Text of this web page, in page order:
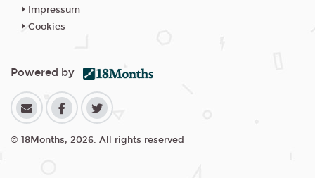
Impressum
Cookies
Powered by
© 18Months, 2026. All rights reserved